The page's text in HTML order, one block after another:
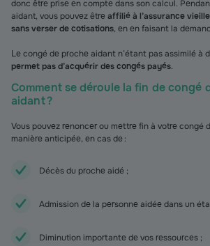
donc être prise en compte dans son calcul.
aidant, vous pouvez êtreaffilié à l’assurance
sans verser de cotisations, en en faisant la
Le congé de proche aidant n’étant pas assimilé à
permet pas d’acquérir des congés payés.
Comment se déroule la fin de congé
aidant ?
Vous pouvez renoncer ou mettre fin à votre congé
manière anticipée, en cas de :
Décès du proche aidé ;
Admission de la personne aidée dans un
Diminution importante de vos ressources ;